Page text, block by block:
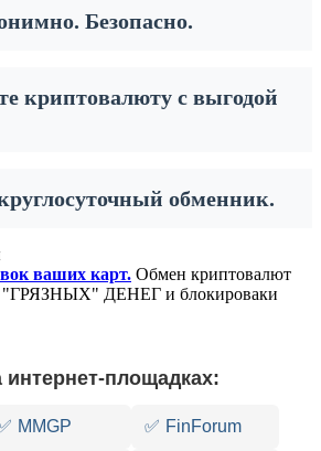
Безопасно.
криптовалюту с выгодой
обменник.
ваших карт. Обмен криптовалют
"ГРЯЗНЫХ" ДЕНЕГ и блокироваки
площадках:
MMGP ✅ FinForum